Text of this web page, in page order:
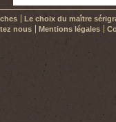
Le choix du maître
nous
Mentions légales